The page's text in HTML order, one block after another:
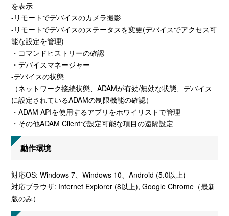
を表示
-リモートでデバイスのカメラ撮影
-リモートでデバイスのステータスを変更(デバイスでアクセス可
能な設定を管理)
・コマンドヒストリーの確認
・デバイスマネージャー
-デバイスの状態
（ネットワーク接続状態、ADAMが有効/無効な状態、デバイス
に設定されているADAMの制限機能の確認）
・ADAM APIを使用するアプリをホワイリストで管理
・その他ADAM Clientで設定可能な項目の遠隔設定
動作環境
対応OS: Windows 7、Windows 10、Android (5.0以上)
対応ブラウザ: Internet Explorer (8以上), Google Chrome（最新
版のみ）